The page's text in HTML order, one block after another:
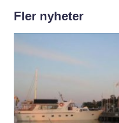
Fler nyheter